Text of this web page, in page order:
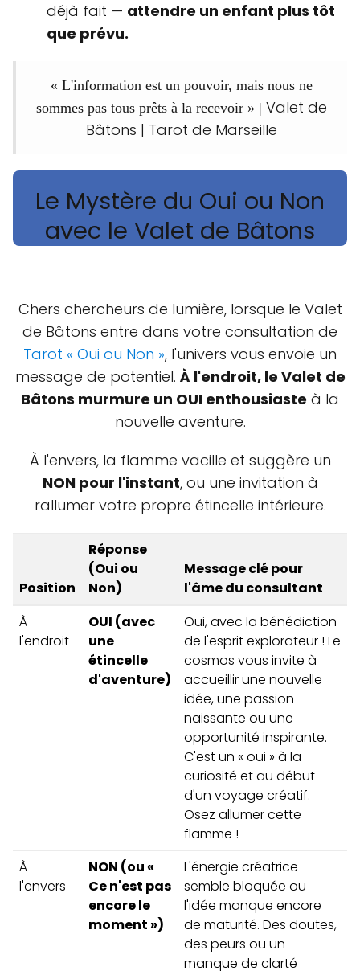
déjà fait — attendre un enfant plus tôt
que prévu.
« L'information est un pouvoir, mais nous ne
sommes pas tous prêts à la recevoir » | Valet de
Bâtons | Tarot de Marseille
Le Mystère du Oui ou Non
avec le Valet de Bâtons
Chers chercheurs de lumière, lorsque le Valet
de Bâtons entre dans votre consultation de
Tarot « Oui ou Non », l'univers vous envoie un
message de potentiel. À l'endroit, le Valet de
Bâtons murmure un OUI enthousiaste à la
nouvelle aventure.
À l'envers, la flamme vacille et suggère un
NON pour l'instant, ou une invitation à
rallumer votre propre étincelle intérieure.
Position
Réponse
(Oui ou
Non)
Message clé pour
l'âme du consultant
À
l'endroit
OUI (avec
une
étincelle
d'aventure)
Oui, avec la bénédiction
de l'esprit explorateur ! Le
cosmos vous invite à
accueillir une nouvelle
idée, une passion
naissante ou une
opportunité inspirante.
C'est un « oui » à la
curiosité et au début
d'un voyage créatif.
Osez allumer cette
flamme !
À
l'envers
NON (ou «
Ce n'est pas
encore le
moment »)
L'énergie créatrice
semble bloquée ou
l'idée manque encore
de maturité. Des doutes,
des peurs ou un
manque de clarté